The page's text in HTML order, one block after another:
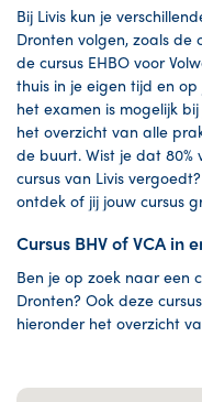
Bij Livis kun je
Dronten volgen, zoals de
de cursus EHBO voor
thuis in je eigen tijd en
het examen is mogelijk
het overzicht van alle
de buurt. Wist je dat 80%
cursus van Livis
ontdek of jij jouw cursus
Cursus BHV of VCA in
Ben je op zoek naar een
Dronten? Ook deze
hieronder het overzicht